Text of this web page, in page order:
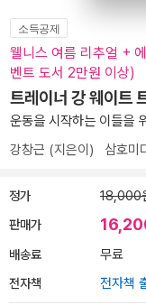
소득공제
웰니스 여름 리추얼 +
벤트 도서 2만원 이상)
트레이너 강 웨이트
운동을 시작하는 이들을
강창근 (지은이) 삼호미
정가 18,000
판매가
배송료 무료
전자책 전자책